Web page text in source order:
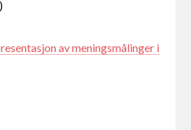
av meningsmålinger i